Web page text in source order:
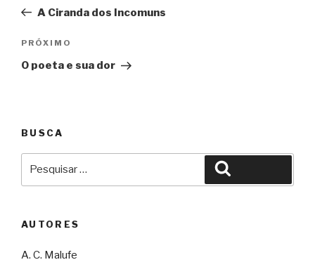
Post
A Ciranda dos Incomuns
Próximo
PRÓXIMO
O poeta e sua dor
BUSCA
AUTORES
A. C. Malufe